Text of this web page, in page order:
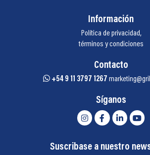
Información
Política de privacidad,
términos y condiciones
Contacto
+54 9 11 3797 1267
Síganos
Suscribase a nuestro